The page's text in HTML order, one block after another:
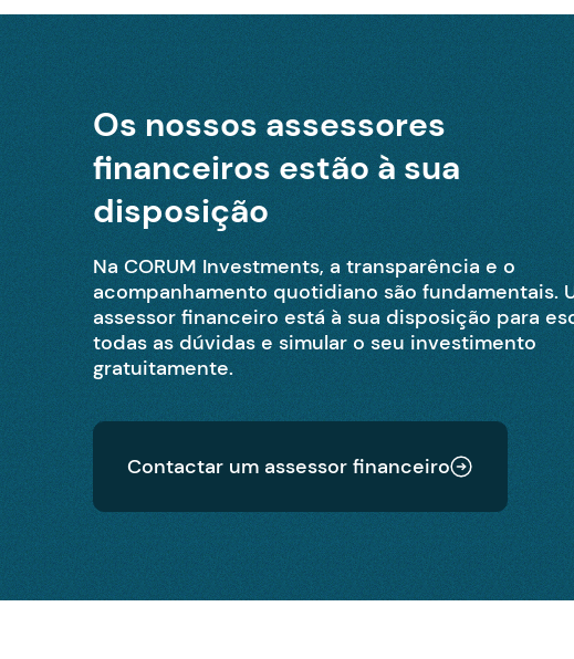
Os nossos assessores
financeiros estão à sua
disposição
Na CORUM Investments, a transparência e o
acompanhamento quotidiano são fundamentais.
assessor financeiro está à sua disposição para
todas as dúvidas e simular o seu investimento
gratuitamente.
Contactar um assessor financeiro